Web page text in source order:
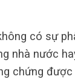
có sự
nhà nước
chứng